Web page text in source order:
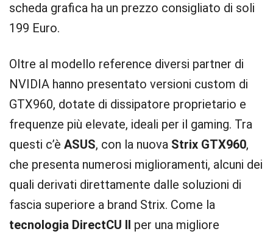
scheda grafica ha un prezzo consigliato di soli
199 Euro.
Oltre al modello reference diversi partner di
NVIDIA hanno presentato versioni custom di
GTX960, dotate di dissipatore proprietario e
frequenze più elevate, ideali per il gaming. Tra
questi c’è ASUS, con la nuova Strix GTX960,
che presenta numerosi miglioramenti, alcuni dei
quali derivati direttamente dalle soluzioni di
fascia superiore a brand Strix. Come la
tecnologia DirectCU II per una migliore